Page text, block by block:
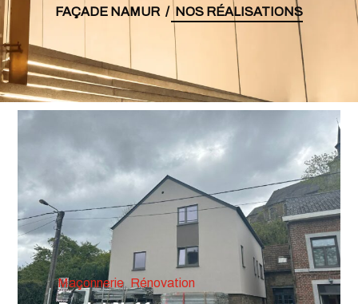
FAÇADE NAMUR NOS RÉALISATIONS
Maçonnerie Rénovation